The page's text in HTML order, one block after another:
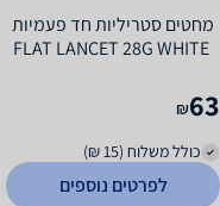
מחטים סטריליות חד פעמיות
‎FLAT‎ ‎LANCET‎ ‎28‎G‎ ‎WHITE‎ ‎
63
₪
כולל משלוח (15 ₪)
לפרטים נוספים